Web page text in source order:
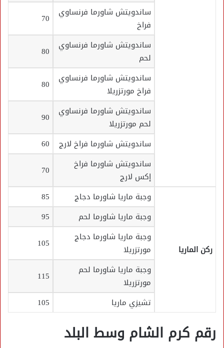
ساندويتش شاورما فرنساوي
فراخ
70
ساندويتش شاورما فرنساوي
لحم
80
ساندويتش شاورما فرنساوي
فراخ مورتزريلا
80
ساندويتش شاورما فرنساوي
لحم مورتزريلا
90
ساندويتش شاورما فراخ لارج
60
ساندويتش شاورما فراخ
إكس لارج
70
ركن الماريا
وجبة ماريا شاورما دجاج
85
وجبة ماريا شاورما لحم
95
وجبة ماريا شاورما دجاج
مورتزريلا
105
وجبة ماريا شاورما لحم
مورتزريلا
115
تشيزي ماريا
105
رقم كرم الشام وسط البلد